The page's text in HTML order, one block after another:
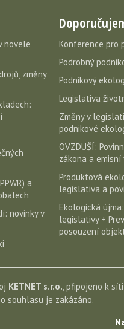
novele
změny
a
novinky v
Konference pro
Podrobný
Podnikový
Legislativa
Změny v
podnikové
OVZDUŠÍ:
zákona a emisní
Produktová
legislativa a
Ekologická
legislativy +
posouzení
KETNET s.r.o., připojeno k
souhlasu je zakázáno.